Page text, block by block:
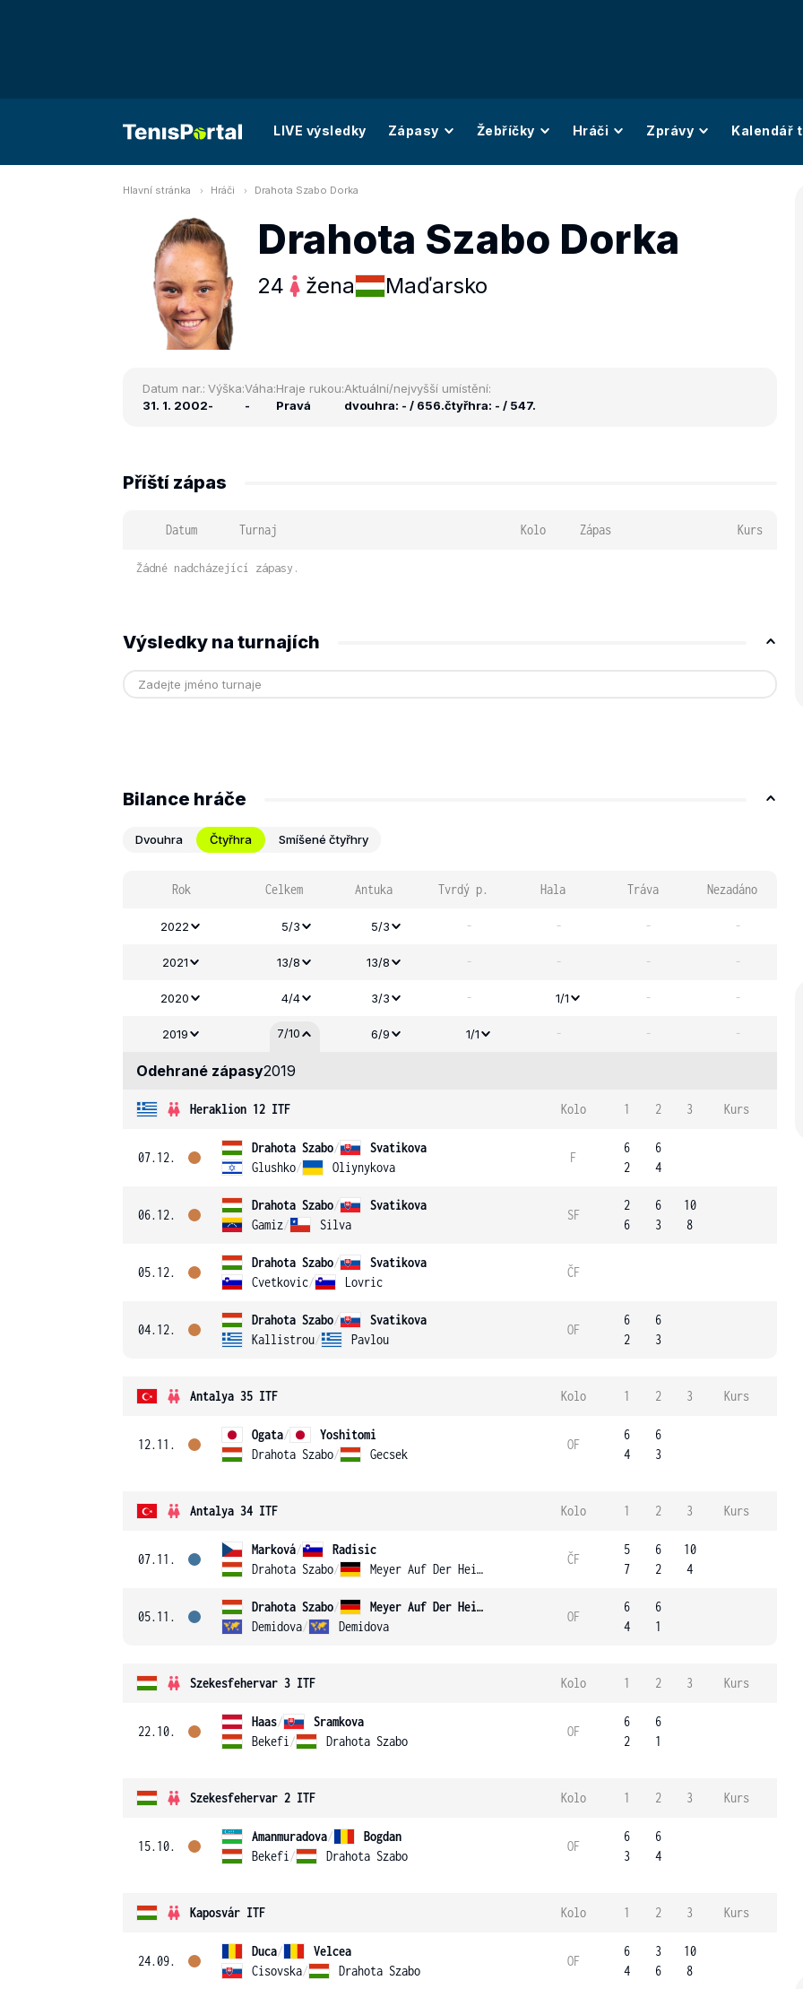
LIVE výsledky Zápasy Žebříčky Hráči Zprávy Kalendář
Hlavní stránka Hráči Drahota Szabo Dorka
Drahota Szabo Dorka
24 žena Maďarsko
Datum nar.:
31. 1. 2002
Výška:
-
Váha:
-
Hraje rukou:
Pravá
Aktuální/nejvyšší umístění:
dvouhra: - / 656.čtyřhra: - / 547.
Příští zápas
Datum Turnaj Kolo Zápas Kurs
Žádné nadcházející zápasy.
Výsledky na turnajích
Bilance hráče
Dvouhra Čtyřhra Smíšené čtyřhry
Rok Celkem Antuka Tvrdý p. Hala Tráva Nezadáno
2022 5/3 5/3 - - - -
2021 13/8 13/8 - - - -
2020 4/4 3/3 - 1/1 - -
2019 7/10 6/9 1/1 - - -
Odehrané zápasy2019
Heraklion 12 ITF Kolo 1 2 3 Kurs
07.12.
Drahota Szabo/
Svatikova
Glushko/ Oliynykova
F
6
2
6
4
06.12.
Drahota Szabo/
Svatikova
Gamiz/ Silva
SF
2
6
6
3
10
8
05.12.
Drahota Szabo/
Svatikova
Cvetkovic/ Lovric
ČF
04.12.
Drahota Szabo/
Svatikova
Kallistrou/ Pavlou
OF
6
2
6
3
Antalya 35 ITF Kolo 1 2 3 Kurs
12.11.
Ogata/
Yoshitomi
Drahota Szabo/ Gecsek
OF
6
4
6
3
Antalya 34 ITF Kolo 1 2 3 Kurs
07.11.
Marková/
Radisic
Drahota Szabo/ Meyer Auf Der Heide
ČF
5
7
6
2
10
4
05.11.
Drahota Szabo/
Meyer Auf Der Heide
Demidova/ Demidova
OF
6
4
6
1
Szekesfehervar 3 ITF Kolo 1 2 3 Kurs
22.10.
Haas/
Sramkova
Bekefi / Drahota Szabo
OF
6
2
6
1
Szekesfehervar 2 ITF Kolo 1 2 3 Kurs
15.10.
Amanmuradova/
Bogdan
Bekefi / Drahota Szabo
OF
6
3
6
4
Kaposvár ITF Kolo 1 2 3 Kurs
24.09.
Duca/
Velcea
Cisovska/ Drahota Szabo
OF
6
4
3
6
10
8